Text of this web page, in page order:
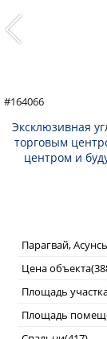
#164066
Эксклюзивная
торговым
центром и
Парагвай,
Цена
Площадь
Площадь